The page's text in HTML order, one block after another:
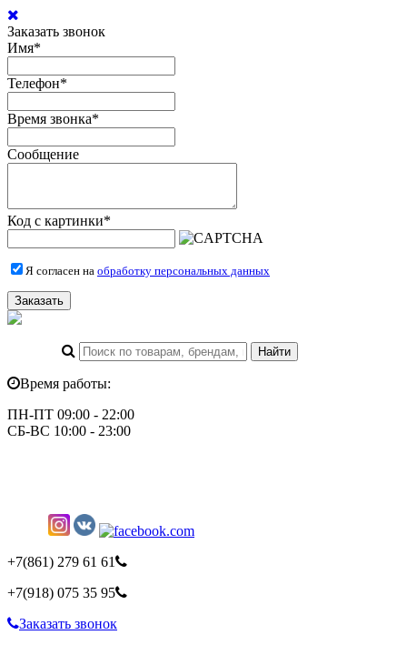
Заказать звонок
Имя*
Телефон*
Время звонка*
Сообщение
Код с картинки*
Я согласен на обработку персональных данных
Заказать
Время работы:
ПН-ПТ 09:00 - 22:00
СБ-ВС 10:00 - 23:00
+7(861) 279 61 61
+7(918) 075 35 95
Заказать звонок